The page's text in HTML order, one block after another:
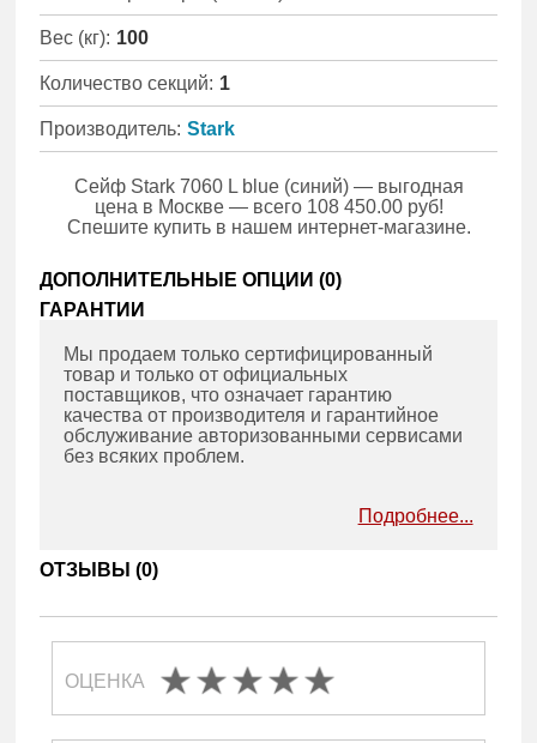
Вес (кг): 100
Количество секций: 1
Производитель: Stark
Сейф Stark 7060 L blue (синий) — выгодная
цена в Москве — всего 108 450.00 руб!
Спешите купить в нашем интернет-магазине.
ДОПОЛНИТЕЛЬНЫЕ ОПЦИИ (0)
ГАРАНТИИ
Мы продаем только сертифицированный
товар и только от официальных
поставщиков, что означает гарантию
качества от производителя и гарантийное
обслуживание авторизованными сервисами
без всяких проблем.
Подробнее...
ОТЗЫВЫ (0)
ОЦЕНКА